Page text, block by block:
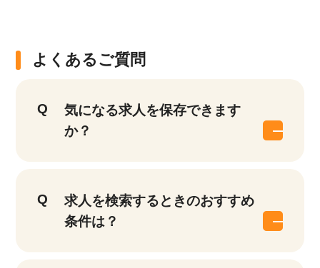
よくあるご質問
気になる求人を保存できます
か？
求人を検索するときのおすすめ
条件は？